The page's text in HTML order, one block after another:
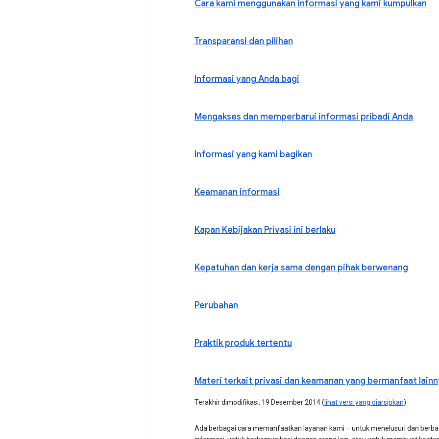
Cara kami menggunakan informasi yang kami kumpulkan
Transparansi dan pilihan
Informasi yang Anda bagi
Mengakses dan memperbarui informasi pribadi Anda
Informasi yang kami bagikan
Keamanan informasi
Kapan Kebijakan Privasi ini berlaku
Kepatuhan dan kerja sama dengan pihak berwenang
Perubahan
Praktik produk tertentu
Materi terkait privasi dan keamanan yang bermanfaat
Terakhir dimodifikasi: 19 Desember 2014 ( lihat versi yang diarsipkan)
Ada berbagai cara memanfaatkan layanan kami – untuk menelusuri dan